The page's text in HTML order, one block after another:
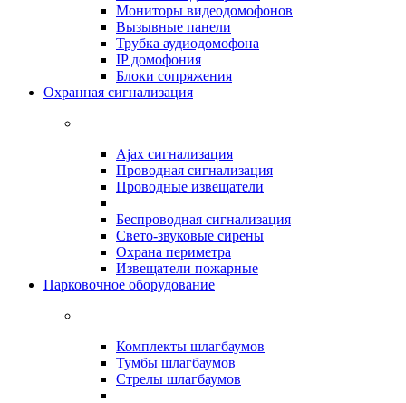
Мониторы видеодомофонов
Вызывные панели
Трубка аудиодомофона
IP домофония
Блоки сопряжения
Охранная сигнализация
Ajax сигнализация
Проводная сигнализация
Проводные извещатели
Беспроводная сигнализация
Свето-звуковые сирены
Охрана периметра
Извещатели пожарные
Парковочное оборудование
Комплекты шлагбаумов
Тумбы шлагбаумов
Стрелы шлагбаумов